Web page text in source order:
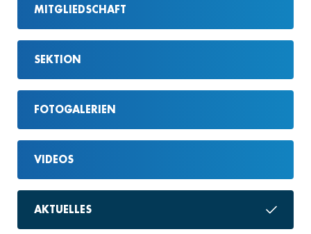
MITGLIEDSCHAFT
SEKTION
FOTOGALERIEN
VIDEOS
AKTUELLES